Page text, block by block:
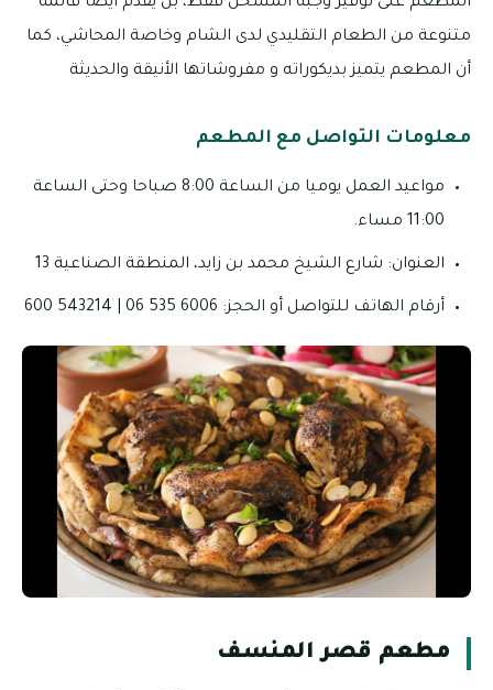
متنوعة من الطعام التقليدي لدى الشام وخاصة المحاشي، كما
أن المطعم يتميز بديكوراته و مفروشاتها الأنيقة والحديثة
معلومات التواصل مع المطعم
مواعيد العمل يوميا من الساعة 8:00 صباحا وحتى الساعة
11:00 مساء.
العنوان: شارع الشيخ محمد بن زايد، المنطقة الصناعية 13
أرقام الهاتف للتواصل أو الحجز: 6006 535 06 | 543214 600
مطعم قصر المنسف